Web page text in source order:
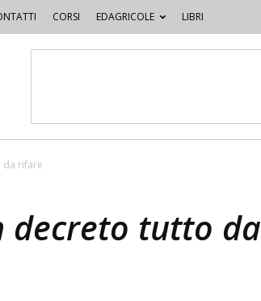
CORSI EDAGRICOLE LIBRI
da rifare
decreto tutto da